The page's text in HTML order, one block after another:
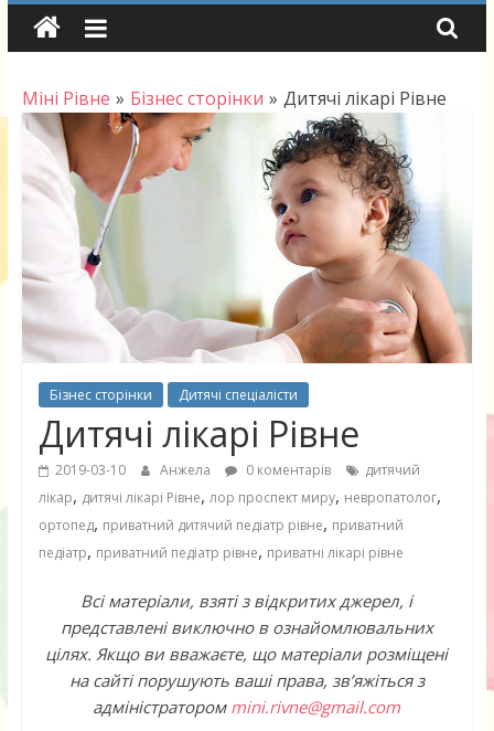
Skip
Міні Рівне » Бізнес сторінки » Дитячі лікарі Рівне
Бізнес сторінки Дитячі спеціалісти
Дитячі лікарі Рівне
2019-03-10 Анжела 0 коментарів
дитячий
лікар, дитячі лікарі Рівне, лор проспект миру, невропатолог,
ортопед, приватний дитячий педіатр рівне, приватний
педіатр, приватний педіатр рівне, приватні лікарі рівне
Всі матеріали, взяті з відкритих джерел, і
представлені виключно в ознайомлювальних
цілях. Якщо ви вважаєте, що матеріали розміщені
на сайті порушують ваші права, зв’яжіться з
адміністратором mini.rivne@gmail.com